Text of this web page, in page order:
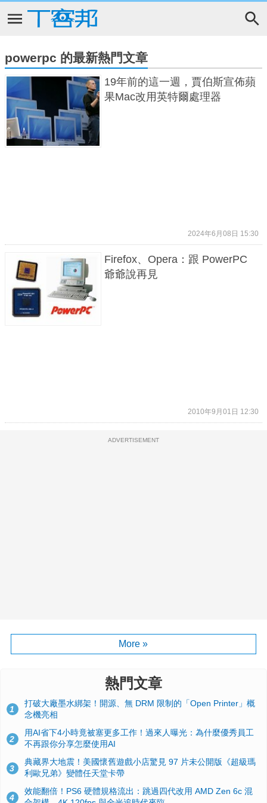
powerpc 的最新熱門文章
19年前的這一週，賈伯斯宣佈蘋
果Mac改用英特爾處理器
2024年6月08日 15:30
Firefox、Opera：跟 PowerPC
爺爺說再見
2010年9月01日 12:30
ADVERTISEMENT
More »
熱門文章
1
打破大廠墨水綁架！開源、無 DRM 限制的「Open Printer」概
念機亮相
2
用AI省下4小時竟被塞更多工作！過來人曝光：為什麼優秀員工
不再跟你分享怎麼使用AI
3
典藏界大地震！美國懷舊遊戲小店驚見 97 片未公開版《超級瑪
利歐兄弟》變體任天堂卡帶
4
效能翻倍！PS6 硬體規格流出：跳過四代改用 AMD Zen 6c 混